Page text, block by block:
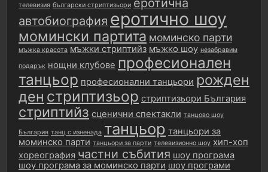
телевизия български стриптизьори еротична
автобиография еротично шоу
момински партита моминско парти
мъжка красота мъжки стриптийз мъжко шоу незабравим
подарък нощни клубове професионален
танцьор професионални танцьори рожден
ден стриптизьор стриптизьори България
стриптийз сценични спектакли танцово шоу
България танц с изненада танцьор танцьори за
моминско парти танцьори за парти телевизионно шоу хип-хоп
хореография частни събития шоу програма
шоу програма за моминско парти шоу програми